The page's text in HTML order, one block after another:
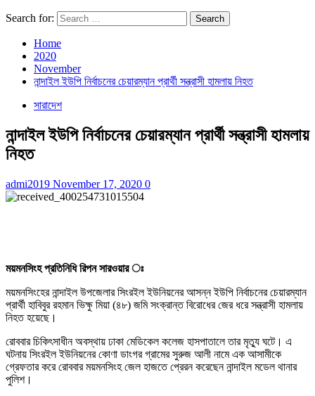
Search for:
Home
2020
November
নান্দাইল ইউপি নির্বাচনের চেয়ারম্যান প্রার্থী সন্ত্রাসী হামলায় নিহত
সারাদেশ
নান্দাইল ইউপি নির্বাচনের চেয়ারম্যান প্রার্থী সন্ত্রাসী হামলায়
নিহত
admi2019 November 17, 2020 0
ময়মনসিংহ প্রতিনিধি রিপন সারওয়ার ঃ
ময়মনসিংহের নান্দাইল উপজেলার সিংরইল ইউনিয়নের আসন্ন ইউপি নির্বাচনের চেয়ারম্যান
প্রার্থী হাবিবুর রহমান ভিক্ষু মিয়া (৪৮) জমি সংক্রান্ত বিরোধের জের ধরে সন্ত্রাসী হামলায়
নিহত হয়েছে।
রোববার চিকিৎসাধীন অবস্থায় ঢাকা মেডিকেল কলেজ হাসপাতালে তার মৃত্যু ঘটে। এ
ঘটনায় সিংরইল ইউনিয়নের কোণা ডাংগর গ্রামের সুরুজ আলী নামে এক আসামীকে
গ্রেফতার করে রোববার ময়মনসিংহ জেল হাজতে প্রেরন করেছেন নান্দাইল মডেল থানার
পুলিশ।